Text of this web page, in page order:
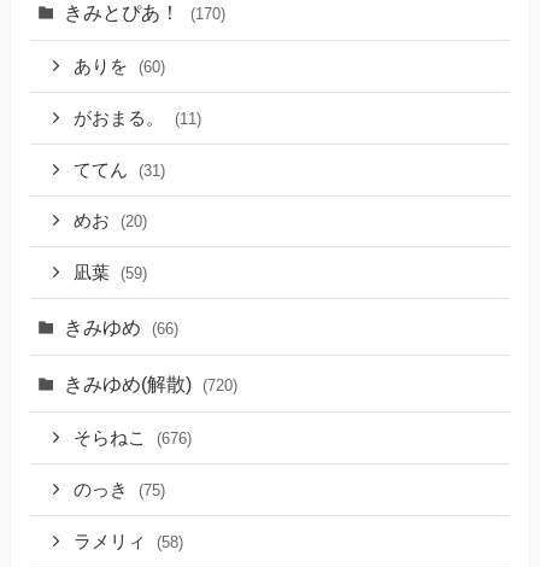
きみとぴあ！ (170)
ありを (60)
がおまる。 (11)
ててん (31)
めお (20)
凪葉 (59)
きみゆめ (66)
きみゆめ(解散) (720)
そらねこ (676)
のっき (75)
ラメリィ (58)